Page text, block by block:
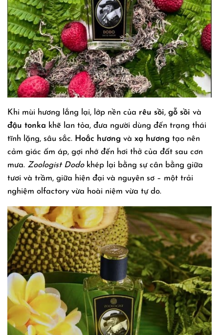
Khi mùi hương lắng lại, lớp nền của rêu sồi, gỗ sồi và
đậu tonka khẽ lan tỏa, đưa người dùng đến trạng thái
tĩnh lặng, sâu sắc. Hoắc hương và xạ hương tạo nên
cảm giác ấm áp, gợi nhớ đến hơi thở của đất sau cơn
mưa. Zoologist Dodokhép lại bằng sự cân bằng giữa
tươi và trầm, giữa hiện đại và nguyên sơ – một trải
nghiệm olfactory vừa hoài niệm vừa tự do.